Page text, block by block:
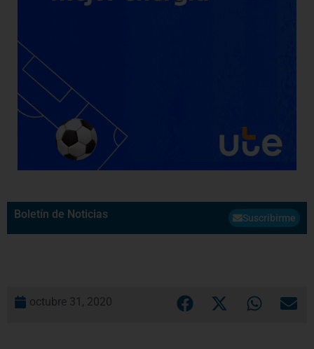
Boletín de Noticias Suscribirme
octubre 31, 2020